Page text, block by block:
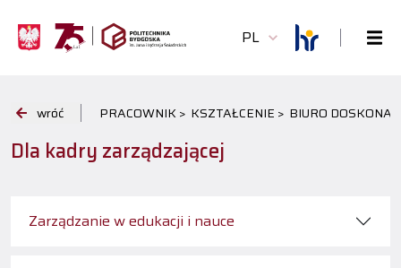
PL
wróć PRACOWNIK > KSZTAŁCENIE > BIURO
Dla kadry zarządzającej
Zarządzanie w edukacji i nauce